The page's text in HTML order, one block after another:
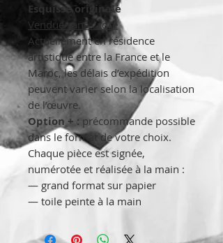
Esquisse originale
Vendue sans cadre
Actuellement en résidence
artistique entre la France et le
Maroc, les délais d’expédition
peuvent varier selon la localisation
de l’œuvre.
Option + : précommande possible
dans le format de votre choix.
Chaque pièce est signée,
numérotée et réalisée à la main :
— grand format sur papier
— toile peinte à la main